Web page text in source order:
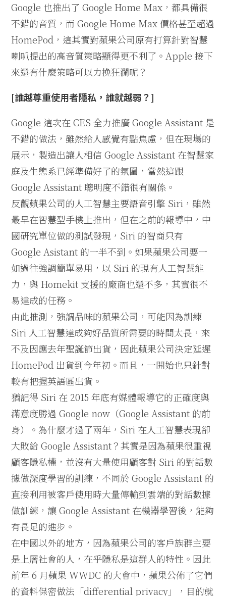
Google 也推出了 Google Home Max，都具備很
不錯的音質，而 Google Home Max 價格甚至超過
HomePod，這其實對蘋果公司原有打算針對智慧
喇叭提出的高音質策略顯得更不利了。Apple 接下
來還有什麼策略可以力挽狂瀾呢？
[誰越尊重使用者隱私，誰就越弱？]
Google 這次在 CES 全力推廣 Google Assistant 是
不錯的做法，雖然給人感覺有點焦慮，但在現場的
展示，製造出讓人相信 Google Assistant 在智慧家
庭及生態系已經準備好了的氛圍，當然這跟
Google Assistant 聰明度不錯很有關係。
反觀蘋果公司的人工智慧主要語音引擎 Siri，雖然
最早在智慧型手機上推出，但在之前的報導中，中
國研究單位做的測試發現，Siri 的智商只有
Google Asistant 的一半不到。如果蘋果公司要一
如過往強調簡單易用，以 Siri 的現有人工智慧能
力，與 Homekit 支援的廠商也還不多，其實很不
易達成的任務。
由此推測，強調品味的蘋果公司，可能因為訓練
Siri 人工智慧達成夠好品質所需要的時間太長，來
不及因應去年聖誕節出貨，因此蘋果公司決定延遲
HomePod 出貨到今年初。而且，一開始也只針對
較有把握英語區出貨。
猶記得 Siri 在 2015 年底有媒體報導它的正確度與
滿意度勝過 Google now（Google Assistant 的前
身）。為什麼才過了兩年，Siri 在人工智慧表現卻
大敗給 Google Assistant？其實是因為蘋果很重視
顧客隱私權，並沒有大量使用顧客對 Siri 的對話數
據做深度學習的訓練，不同於 Google Assistant 的
直接利用被客戶使用時大量傳輸到雲端的對話數據
做訓練，讓 Google Assistant 在機器學習後，能夠
有長足的進步。
在中國以外的地方，因為蘋果公司的客戶族群主要
是上層社會的人，在乎隱私是這群人的特性。因此
前年 6 月蘋果 WWDC 的大會中，蘋果公佈了它們
的資料保密做法「differential privacy」，目的就